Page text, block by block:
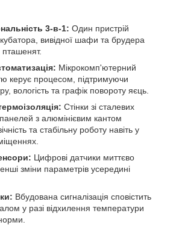
3-в-1: Один пристрій
вивідної шафи та брудера
Мікрокомп'ютерний
керує процесом, підтримуючи
вологість та графік повороту яєць.
Стінки зі сталевих
з алюмінієвим кантом
та стабільну роботу навіть у
Цифрові датчики миттєво
зміни параметрів усередині
Вбудована сигналізація сповістить
у разі відхилення температури